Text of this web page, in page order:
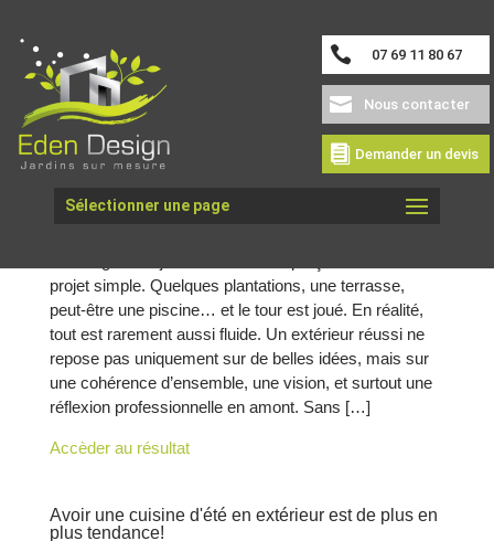
07 69 11 80 67
Nous contacter
Demander un devis
Sélectionner une page
projet simple. Quelques plantations, une terrasse,
peut-être une piscine… et le tour est joué. En réalité,
tout est rarement aussi fluide. Un extérieur réussi ne
repose pas uniquement sur de belles idées, mais sur
une cohérence d’ensemble, une vision, et surtout une
réflexion professionnelle en amont. Sans […]
Accèder au résultat
Avoir une cuisine d'été en extérieur est de plus en
plus tendance!